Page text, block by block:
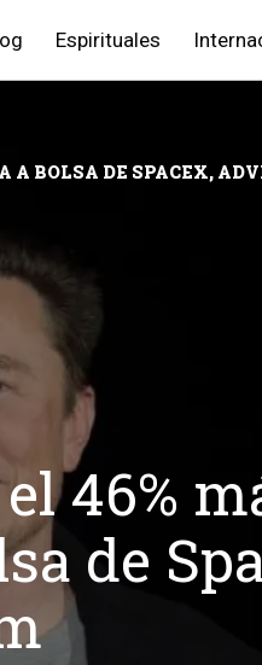
Espirituales
A BOLSA DE SPACEX,
46%
de